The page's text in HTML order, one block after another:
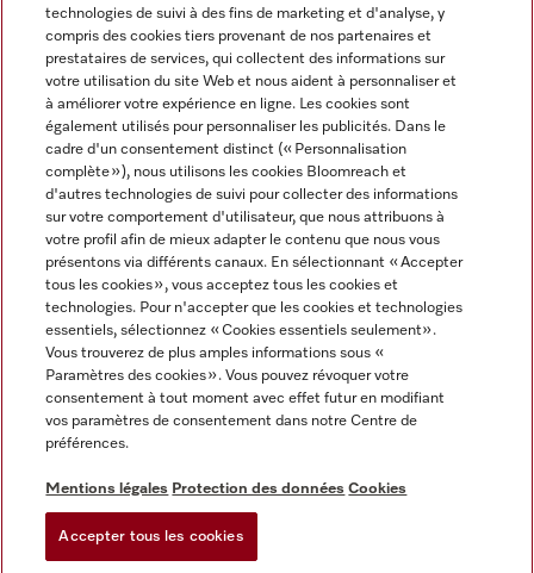
FRANCAIS
Informations légales
CGV
Conditions d’utilisation
Déclaration d'accessibilité
Digital Services Act
Miele sur Instagram
Miele sur Youtube
technologies de suivi à des fins de marketing et d'analyse, y
compris des cookies tiers provenant de nos partenaires et
prestataires de services, qui collectent des informations sur
votre utilisation du site Web et nous aident à personnaliser et
à améliorer votre expérience en ligne. Les cookies sont
également utilisés pour personnaliser les publicités. Dans le
cadre d'un consentement distinct (« Personnalisation
complète »), nous utilisons les cookies Bloomreach et
d'autres technologies de suivi pour collecter des informations
sur votre comportement d'utilisateur, que nous attribuons à
votre profil afin de mieux adapter le contenu que nous vous
présentons via différents canaux. En sélectionnant « Accepter
tous les cookies », vous acceptez tous les cookies et
technologies. Pour n'accepter que les cookies et technologies
essentiels, sélectionnez « Cookies essentiels seulement».
Vous trouverez de plus amples informations sous «
Paramètres des cookies ». Vous pouvez révoquer votre
consentement à tout moment avec effet futur en modifiant
vos paramètres de consentement dans notre Centre de
préférences.
Mentions légales Protection des données Cookies
Accepter tous les cookies